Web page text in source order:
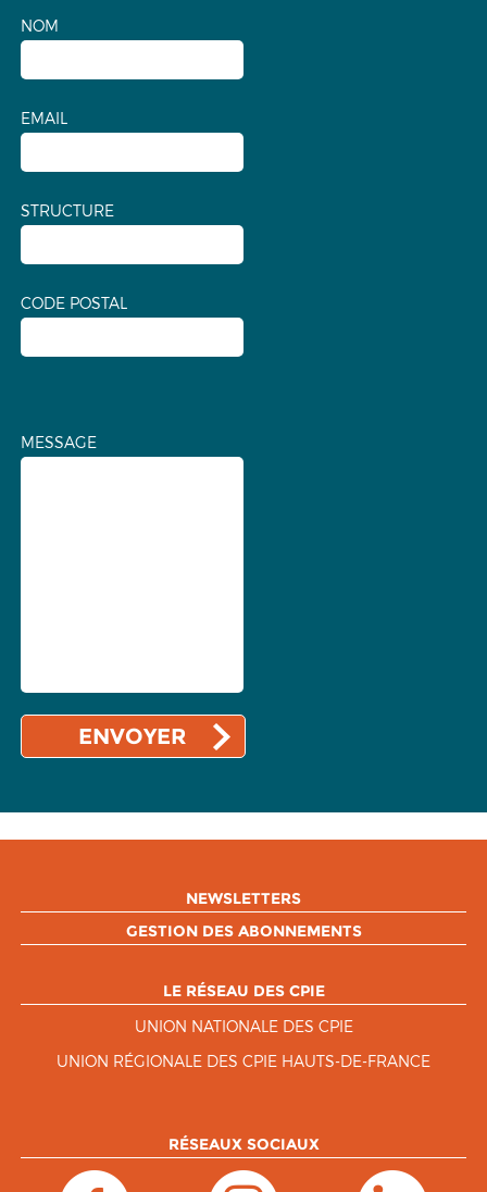
NOM
EMAIL
STRUCTURE
CODE POSTAL
MESSAGE
NEWSLETTERS
GESTION DES ABONNEMENTS
LE RÉSEAU DES CPIE
UNION NATIONALE DES CPIE
UNION RÉGIONALE DES CPIE HAUTS-DE-FRANCE
RÉSEAUX SOCIAUX